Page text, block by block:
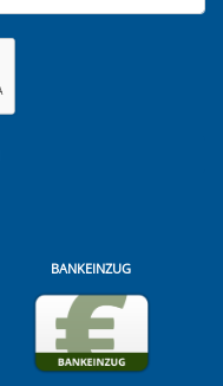
BANKEINZUG